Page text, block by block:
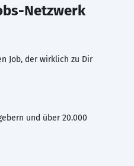
Netzwerk
Job, der wirklich zu Dir
und über 20.000